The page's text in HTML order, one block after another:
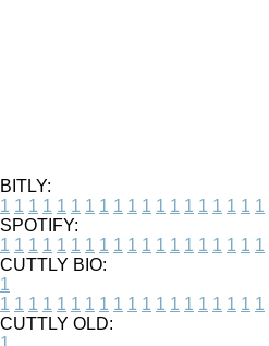
BITLY:
1 1 1 1 1 1 1 1 1 1 1 1 1 1 1 1 1 1 1
SPOTIFY:
1 1 1 1 1 1 1 1 1 1 1 1 1 1 1 1 1 1 1
CUTTLY BIO:
1
1 1 1 1 1 1 1 1 1 1 1 1 1 1 1 1 1 1 1
CUTTLY OLD: